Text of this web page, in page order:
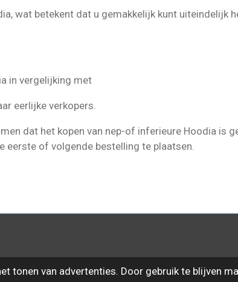
tonen van advertenties. Door gebruik te blijven
wat betekent dat u gemakkelijk kunt uiteindelijk
in vergelijking met
eerlijke verkopers.
dat het kopen van nep-of inferieure Hoodia is
eerste of volgende bestelling te plaatsen.